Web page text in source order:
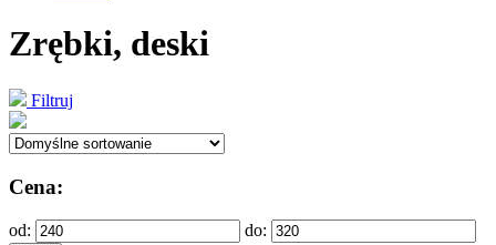
Zrębki, deski
Filtruj
Cena:
od: do: